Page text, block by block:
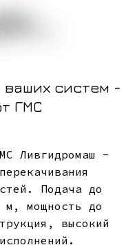
систем -
ГМС
Ливгидромаш -
Подача до
мощность до
высокий